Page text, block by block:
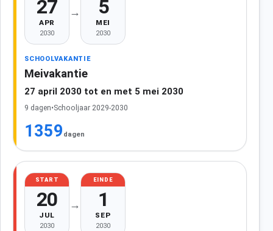
27
APR
2030
→ 5
MEI
2030
SCHOOLVAKANTIE
Meivakantie
27 april 2030 tot en met 5 mei 2030
9 dagen•Schooljaar 2029-2030
1359 dagen
START
20
JUL
2030
→
EINDE
1
SEP
2030